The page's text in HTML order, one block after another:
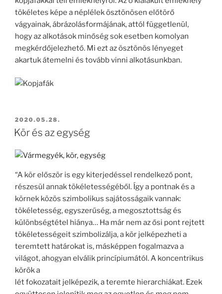
tökéletes képe a néplélek ösztönösen előtörő
vágyainak, ábrázolásformájának, attól függetlenül,
hogy az alkotások minőség sok esetben komolyan
megkérdőjelezhető. Mi ezt az ösztönös lényeget
akartuk átemelni és tovább vinni alkotásunkban.
BEKÜLDVE:
2020.05.28.
Kör és az egység
“A kör először is egy kiterjedéssel rendelkező pont,
részesül annak tökéletességéből. Így a pontnak és a
körnek közös szimbolikus sajátosságaik vannak:
tökéletesség, egyszerűség, a megosztottság és
különbségtétel hiánya… Ha már nem az ősi pont rejtett
tökéletességeit szimbolizálja, a kör jelképezheti a
teremtett határokat is, másképpen fogalmazva a
világot, ahogyan elválik princípiumától. A koncentrikus
körök a
lét fokozatait jelképezik, a teremte hierarchiákat. Ezek